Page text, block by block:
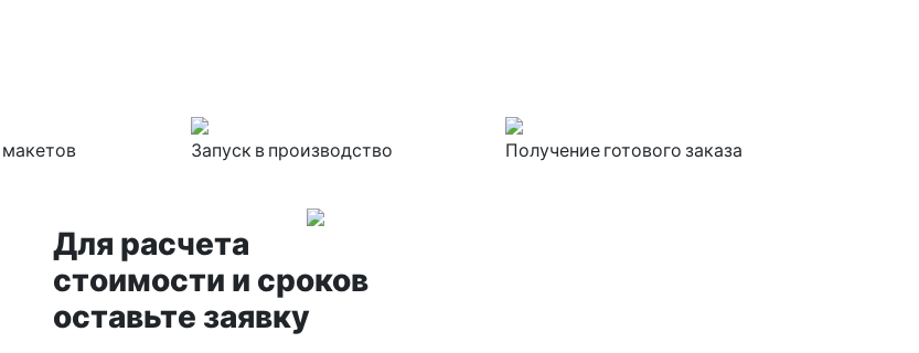
Запуск в производство Получение готового заказа
Для расчета
стоимости и сроков
оставьте заявку